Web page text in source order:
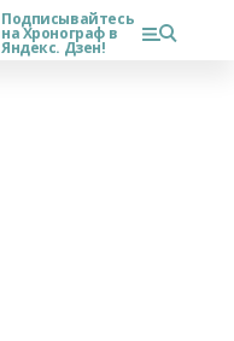
Подписывайтесь
на Хронограф в
Яндекс. Дзен!